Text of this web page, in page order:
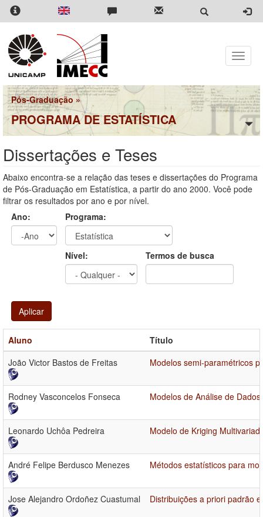
Pular
para
conteúdo
principal
Toggle
Pós-Graduação »
PROGRAMA DE ESTATÍSTICA
Dissertações e Teses
Abaixo encontra-se a relação das teses e dissertações do Programa
de Pós-Graduação em Estatística, a partir do ano 2000. Você pode
filtrar os resultados por ano e por nível.
Ano:
Programa:
Nível: Termos de busca
Aplicar
Aluno
Título
João Victor Bastos de Freitas
Modelos semi-paramétricos
Rodney Vasconcelos Fonseca Modelos de Análise de
Leonardo Uchôa Pedreira Modelo de Kriging
André Felipe Berdusco Menezes Métodos estatísticos para
Jose Alejandro Ordoñez Cuastumal Distribuições a priori padrão